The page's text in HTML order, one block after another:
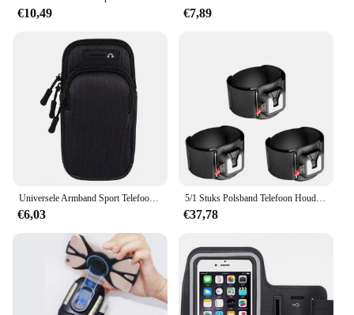
€10,49 €7,89
Universele Armband Sport Telefoon Hoesje Voor Looparm Telefoonhouder Sport Mobiele Tas Hand Voor Iphone Xiaomi Huawei Onder 6.5 "7.2"
€6,03
5/1 Stuks Polsband Telefoon Houder 360 Draaibare Universele Sport Polsband Voor Smartphones Hardlooparmband Voor Wandelen Fietsen
€37,78